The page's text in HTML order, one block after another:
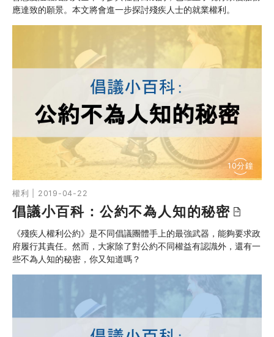
應達致的願景。本文將會進一步探討殘疾人士的就業權利。
權利 | 2019-04-22
10分鐘
倡議小百科：公約不為人知的秘密
《殘疾人權利公約》是不同倡議團體手上的最強武器，能夠要求政
府履行其責任。然而，大家除了對公約不同權益有認識外，還有一
些不為人知的秘密，你又知道嗎？